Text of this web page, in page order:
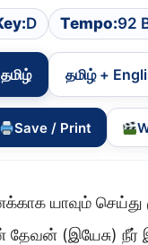
D Tempo:92
தமிழ் தமிழ் +
Save / Print
யாவும் செய்து
தேவன் (இயேசு) நீர்